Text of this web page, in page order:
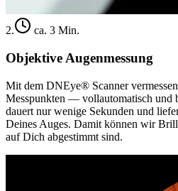
2. ca. 3 Min.
Objektive Augenmessung
Mit dem DNEye® Scanner
Messpunkten — vollautomatisch und
dauert nur wenige Sekunden und
Deines Auges. Damit können wir
auf Dich abgestimmt sind.